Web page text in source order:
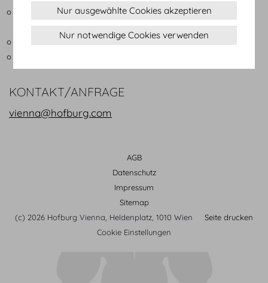
Indoor Location Based System für
Ü-Wagen Anschlusskasten
KONTAKT/ANFRAGE
vienna@hofburg.com
AGB
Datenschutz
Impressum
Sitemap
(c) 2026 Hofburg Vienna, Heldenplatz, 1010 Wien
Seite drucken
Cookie Einstellungen
Nur ausgewählte Cookies akzeptieren
Nur notwendige Cookies verwenden